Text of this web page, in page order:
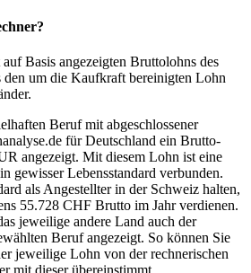
Basis angezeigten Bruttolohns des
den um die Kaufkraft bereinigten Lohn
Beruf mit abgeschlossener
für Deutschland ein Brutto-
angezeigt. Mit diesem Lohn ist eine
gewisser Lebensstandard verbunden.
als Angestellter in der Schweiz halten,
55.728 CHF Brutto im Jahr verdienen.
jeweilige andere Land auch der
Beruf angezeigt. So können Sie
jeweilige Lohn von der rechnerischen